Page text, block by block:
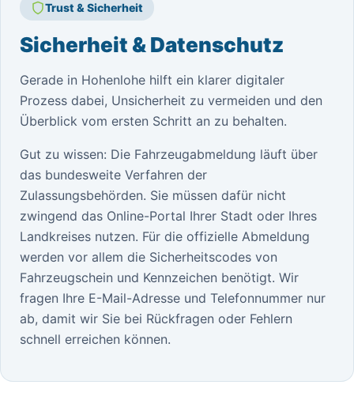
Trust & Sicherheit
Sicherheit & Datenschutz
Gerade in Hohenlohe hilft ein klarer digitaler
Prozess dabei, Unsicherheit zu vermeiden und den
Überblick vom ersten Schritt an zu behalten.
Gut zu wissen: Die Fahrzeugabmeldung läuft über
das bundesweite Verfahren der
Zulassungsbehörden. Sie müssen dafür nicht
zwingend das Online-Portal Ihrer Stadt oder Ihres
Landkreises nutzen. Für die offizielle Abmeldung
werden vor allem die Sicherheitscodes von
Fahrzeugschein und Kennzeichen benötigt. Wir
fragen Ihre E-Mail-Adresse und Telefonnummer nur
ab, damit wir Sie bei Rückfragen oder Fehlern
schnell erreichen können.